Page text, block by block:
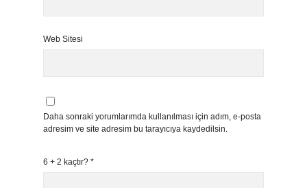
Web Sitesi
Daha sonraki yorumlarımda kullanılması için adım, e-posta
adresim ve site adresim bu tarayıcıya kaydedilsin.
6 + 2 kaçtır? *